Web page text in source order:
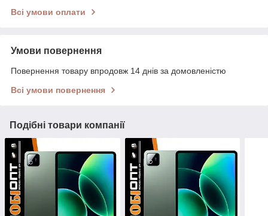
Всі умови оплати
Умови повернення
Повернення товару впродовж 14 днів за домовленістю
Всі умови повернення
Подібні товари компанії